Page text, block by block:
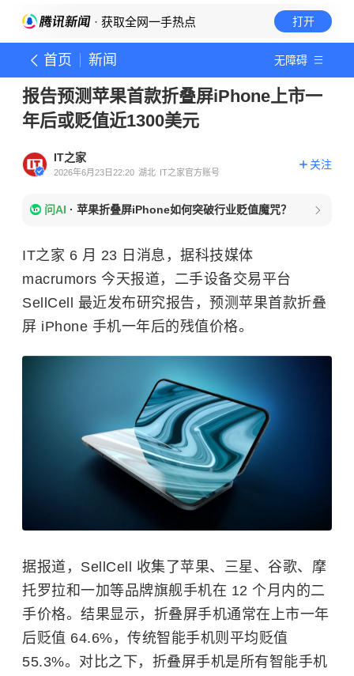
· 获取全网一手热点 打开
首页 新闻 无障碍
报告预测苹果首款折叠屏iPhone上市一
年后或贬值近1300美元
IT之家
2026年6月23日22:20 湖北 IT之家官方账号
关注
问AI · 苹果折叠屏iPhone如何突破行业贬值魔咒？
IT之家 6 月 23 日消息，据科技媒体
macrumors 今天报道，二手设备交易平台
SellCell 最近发布研究报告，预测苹果首款折叠
屏 iPhone 手机一年后的残值价格。
据报道，SellCell 收集了苹果、 三星 、谷歌、摩
托罗拉和一加等品牌旗舰手机在 12 个月内的二
手价格。结果显示，折叠屏手机通常在上市一年
后贬值 64.6%，传统智能手机则平均贬值
55.3%。对比之下，折叠屏手机是所有智能手机